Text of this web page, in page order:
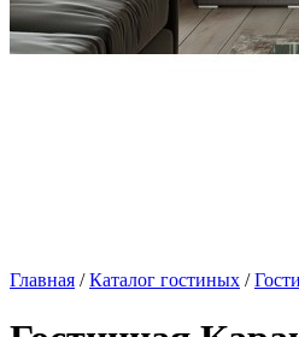
Главная /Каталог гостиных /